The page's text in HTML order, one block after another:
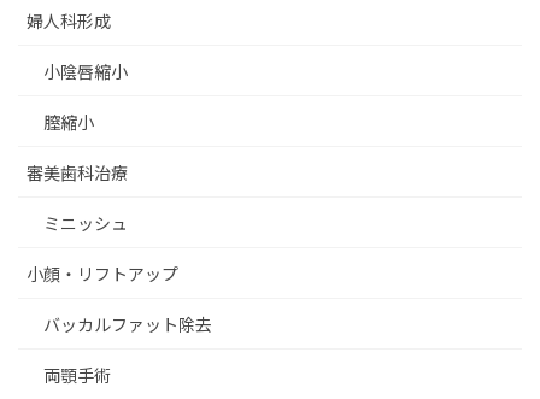
婦人科形成
小陰唇縮小
膣縮小
審美歯科治療
ミニッシュ
小顔・リフトアップ
バッカルファット除去
両顎手術